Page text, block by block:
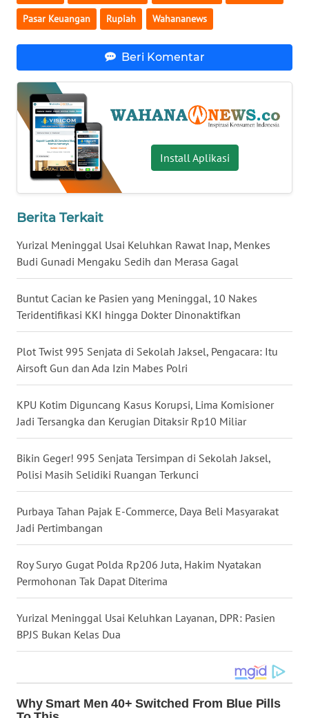
Pasar Keuangan Rupiah Wahananews
Beri Komentar
Install Aplikasi
Berita Terkait
Yurizal Meninggal Usai Keluhkan Rawat Inap, Menkes
Budi Gunadi Mengaku Sedih dan Merasa Gagal
Buntut Cacian ke Pasien yang Meninggal, 10 Nakes
Teridentifikasi KKI hingga Dokter Dinonaktifkan
Plot Twist 995 Senjata di Sekolah Jaksel, Pengacara: Itu
Airsoft Gun dan Ada Izin Mabes Polri
KPU Kotim Diguncang Kasus Korupsi, Lima Komisioner
Jadi Tersangka dan Kerugian Ditaksir Rp10 Miliar
Bikin Geger! 995 Senjata Tersimpan di Sekolah Jaksel,
Polisi Masih Selidiki Ruangan Terkunci
Purbaya Tahan Pajak E-Commerce, Daya Beli Masyarakat
Jadi Pertimbangan
Roy Suryo Gugat Polda Rp206 Juta, Hakim Nyatakan
Permohonan Tak Dapat Diterima
Yurizal Meninggal Usai Keluhkan Layanan, DPR: Pasien
BPJS Bukan Kelas Dua
WN
NUSANTARA
WN
JOGJA
WN
JATIM
WN
BALI
WN
WN
WN
KALTIM
WN
SULSEL
WN
GORONTALO
WN
SULUT
WN
WN
MALUT